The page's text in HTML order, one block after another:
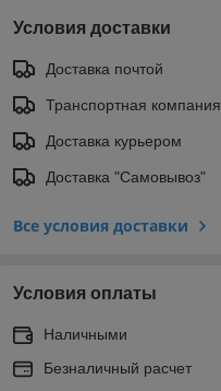
Условия доставки
Доставка почтой
Транспортная компания
Доставка курьером
Доставка "Самовывоз"
Все условия доставки
Условия оплаты
Наличными
Безналичный расчет